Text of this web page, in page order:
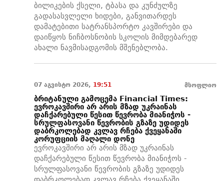
ბილიკების ქსელი, ტბასა და კუნძულზე
გადასასვლელი ხიდები, განვითარდეს
დამატებითი სატრანსპორტო კავშირები და
დაიწყოს ნიჩბოსნობის სკოლის მიმდებარედ
ახალი ნავმისადგომის მშენებლობა.
07 აგვისტო 2026, 19:51 მსოფლიო
ბრიტანული გამოცემა Financial Times:
ევროკავშირი არ არის მზად უკრაინას
დაჩქარებული წესით წევრობა მიანიჭოს -
სრულფასოვანი წევრობის გზაზე უდიდეს
დაბრკოლებად კვლავ რჩება ქვეყანაში
კორუფციის მაღალი დონე
ევროკავშირი არ არის მზად უკრაინას
დაჩქარებული წესით წევრობა მიანიჭოს -
სრულფასოვანი წევრობის გზაზე უდიდეს